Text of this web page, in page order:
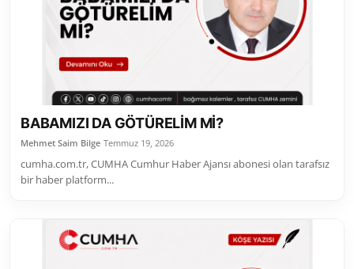
BABAMIZI DA GÖTÜRELİM Mİ?
Mehmet Saim Bilge Temmuz 19, 2026
cumha.com.tr, CUMHA Cumhur Haber Ajansı abonesi olan tarafsız
bir haber platform...